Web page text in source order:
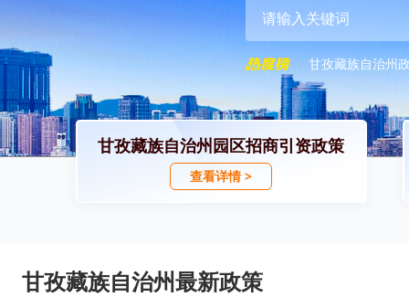
甘孜藏族自治州
甘孜藏族自治州园区招商引资政策
查看详情 >
甘孜藏族自治州最新政策